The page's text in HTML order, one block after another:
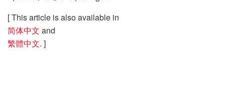
[ This article is also available in
简体中文 and
繁體中文. ]